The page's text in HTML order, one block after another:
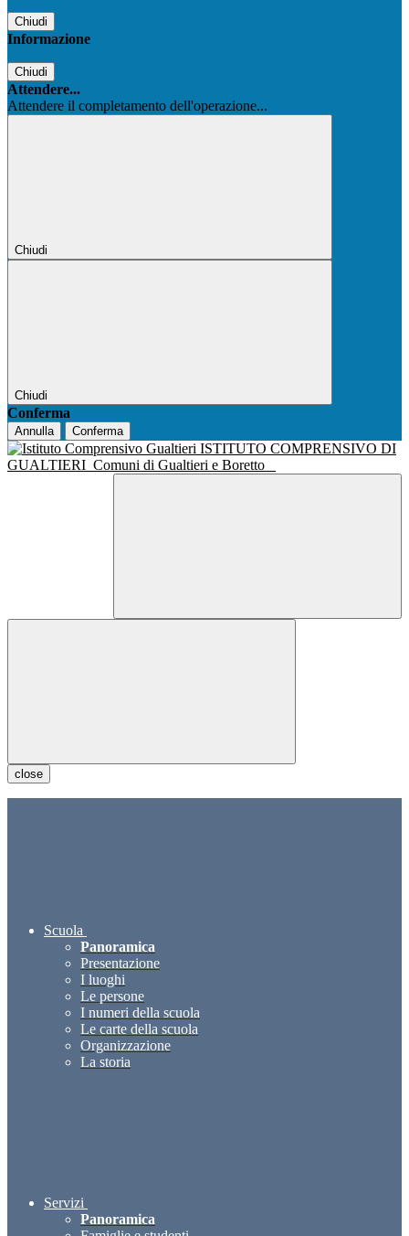
Chiudi
Informazione
Chiudi
Attendere...
Attendere il completamento dell'operazione...
Chiudi
Chiudi
Conferma
Annulla Conferma
ISTITUTO COMPRENSIVO DI
GUALTIERI Comuni di Gualtieri e Boretto
close
Scuola
Panoramica
Presentazione
I luoghi
Le persone
I numeri della scuola
Le carte della scuola
Organizzazione
La storia
Servizi
Panoramica